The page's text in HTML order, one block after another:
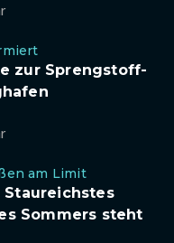
zur Sprengstoff-
am Limit
Staureichstes
Sommers steht